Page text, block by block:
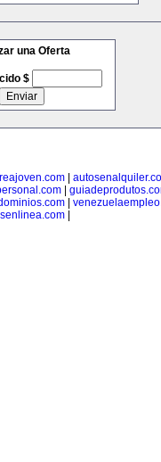
una Oferta
$
|
|
|
|